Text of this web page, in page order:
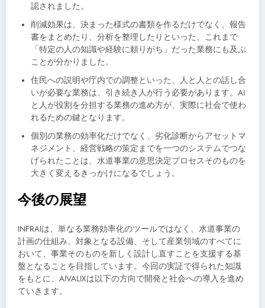
認されました。
削減効果は、決まった様式の書類を作るだけでなく、報告
書をまとめたり、分析を整理したりといった、これまで
「特定の人の知識や経験に頼りがち」だった業務にも及ぶ
ことが分かりました。
住民への説明や庁内での調整といった、人と人との話し合
いが必要な業務は、引き続き人が行う必要があります。AI
と人が役割を分担する業務の進め方が、実際に社会で使わ
れるための鍵となります。
個別の業務の効率化だけでなく、劣化診断からアセットマ
ネジメント、経営戦略の策定までを一つのシステムでつな
げられたことは、水道事業の意思決定プロセスそのものを
大きく変えるきっかけになるでしょう。
今後の展望
INFRAIは、単なる業務効率化のツールではなく、水道事業の
計画の仕組み、対象となる設備、そして産業領域のすべてに
おいて、事業そのものを新しく設計し直すことを支援する基
盤となることを目指しています。今回の実証で得られた知識
をもとに、AIVALIXは以下の方向で開発と社会への導入を進め
ていきます。